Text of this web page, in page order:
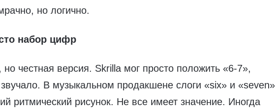
но логично.
набор цифр
честная версия. Skrilla мог просто положить «6-7»,
звучало. В музыкальном продакшене слоги «six» и «seven»
ритмический рисунок. Не все имеет значение. Иногда